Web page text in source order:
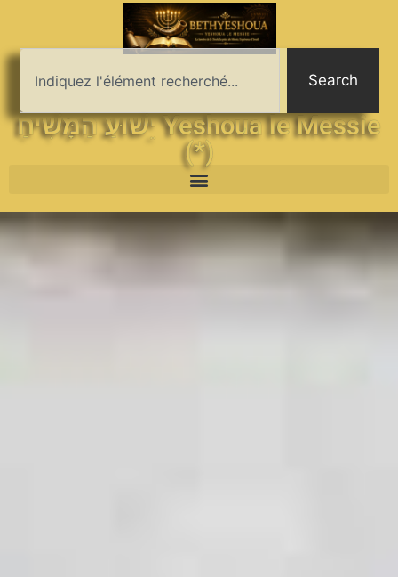
Search
יֵשׁוּעַ הַמָּשִׁיחַ Yeshoua le Messie
(*)